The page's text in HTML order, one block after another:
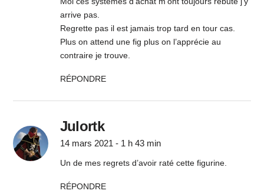
arrive pas.
Regrette pas il est jamais trop tard en tour cas.
Plus on attend une fig plus on l’apprécie au
contraire je trouve.
RÉPONDRE
Julortk
14 mars 2021 - 1 h 43 min
Un de mes regrets d’avoir raté cette figurine.
RÉPONDRE